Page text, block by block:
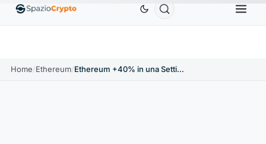
EthereumETH1.880,58 USD TetherUSDT ↑0.00%
Home/Ethereum/ Ethereum +40% in una Settimana: Staking di Nuovo Profittevole